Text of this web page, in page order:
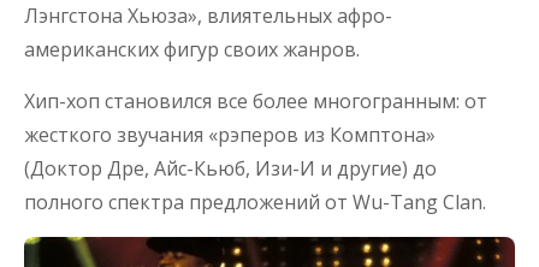
Лэнгстона Хьюза», влиятельных афро-
американских фигур своих жанров.
Хип-хоп становился все более многогранным: от
жесткого звучания «рэперов из Комптона»
(Доктор Дре, Айс-Кьюб, Изи-И и другие) до
полного спектра предложений от Wu-Tang Clan.